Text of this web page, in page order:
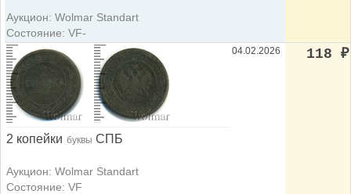
Аукцион: Wolmar Standart
Состояние: VF-
2 копейки буквы СПБ
Аукцион: Wolmar Standart
Состояние: VF
04.02.2026 118 ₽